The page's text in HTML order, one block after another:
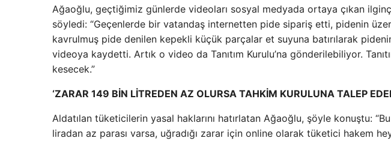
Ağaoğlu, geçtiğimiz günlerde videoları sosyal medyada ortaya çıkan
söyledi: “Geçenlerde bir vatandaş internetten pide sipariş etti, pidenin
kavrulmuş pide denilen kepekli küçük parçalar et suyuna batırılarak
videoya kaydetti. Artık o video da Tanıtım Kurulu’na gönderilebiliyor.
kesecek.”
‘ZARAR 149 BİN LİTREDEN AZ OLURSA TAHKİM KURULUNA TALEP
Aldatılan tüketicilerin yasal haklarını hatırlatan Ağaoğlu, şöyle konuştu:
liradan az parası varsa, uğradığı zarar için online olarak tüketici hakem